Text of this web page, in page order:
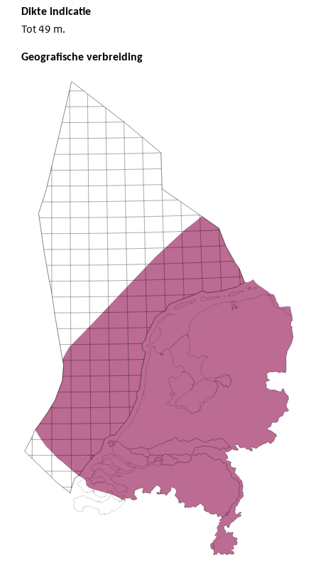
Dikte indicatie
Tot 49 m.
Geografische verbreiding